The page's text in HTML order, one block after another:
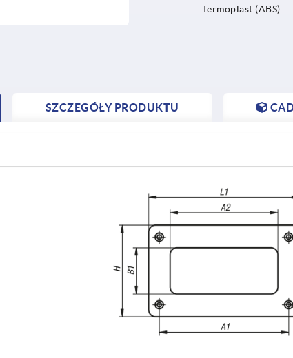
Termoplast (ABS).
SZCZEGÓŁY PRODUKTU